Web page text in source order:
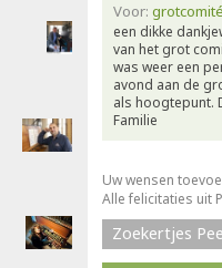
Voor:
een dikke
van het grot
was weer een
avond aan de
als hoogtepunt.
Familie
Uw wensen
Alle felicitaties uit
Zoekertjes